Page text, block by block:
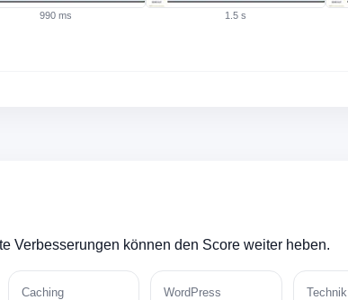
990 ms 1.5 s
Verbesserungen können den Score weiter heben.
Caching WordPress Technik